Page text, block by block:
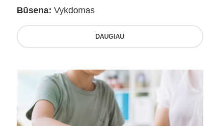
Būsena: Vykdomas
DAUGIAU